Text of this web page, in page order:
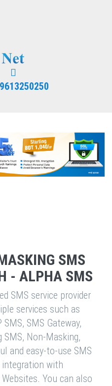
SMS
- ALPHA SMS
SMS service provider
services such as
SMS, SMS Gateway,
SMS, Non-Masking,
and easy-to-use SMS
integration with
You can also